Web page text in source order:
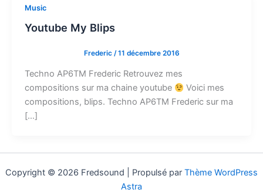
Music
Youtube My Blips
Frederic /11 décembre 2016
Techno AP6TM Frederic Retrouvez mes
compositions sur ma chaine youtube
Voici mes
compositions, blips. Techno AP6TM Frederic sur ma
[…]
Copyright © 2026 Fredsound | Propulsé par Thème WordPress
Astra